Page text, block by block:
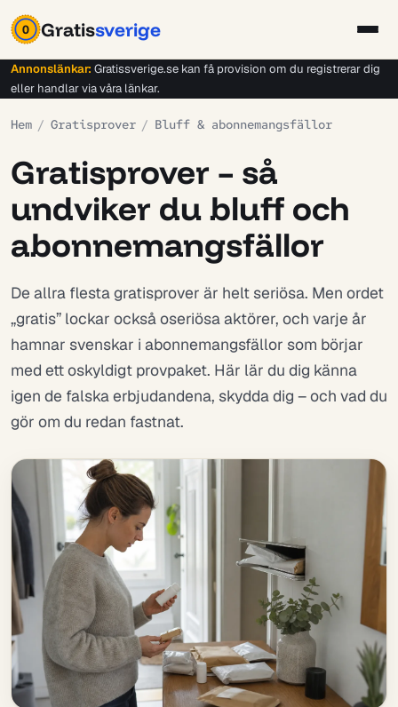
0 Gratissverige
Annonslänkar: Gratissverige.se kan få provision om du registrerar dig
eller handlar via våra länkar.
Hem / Gratisprover / Bluff & abonnemangsfällor
Gratisprover – så
undviker du bluff och
abonnemangsfällor
De allra flesta gratisprover är helt seriösa. Men ordet
„gratis” lockar också oseriösa aktörer, och varje år
hamnar svenskar i abonnemangsfällor som börjar
med ett oskyldigt provpaket. Här lär du dig känna
igen de falska erbjudandena, skydda dig – och vad du
gör om du redan fastnat.